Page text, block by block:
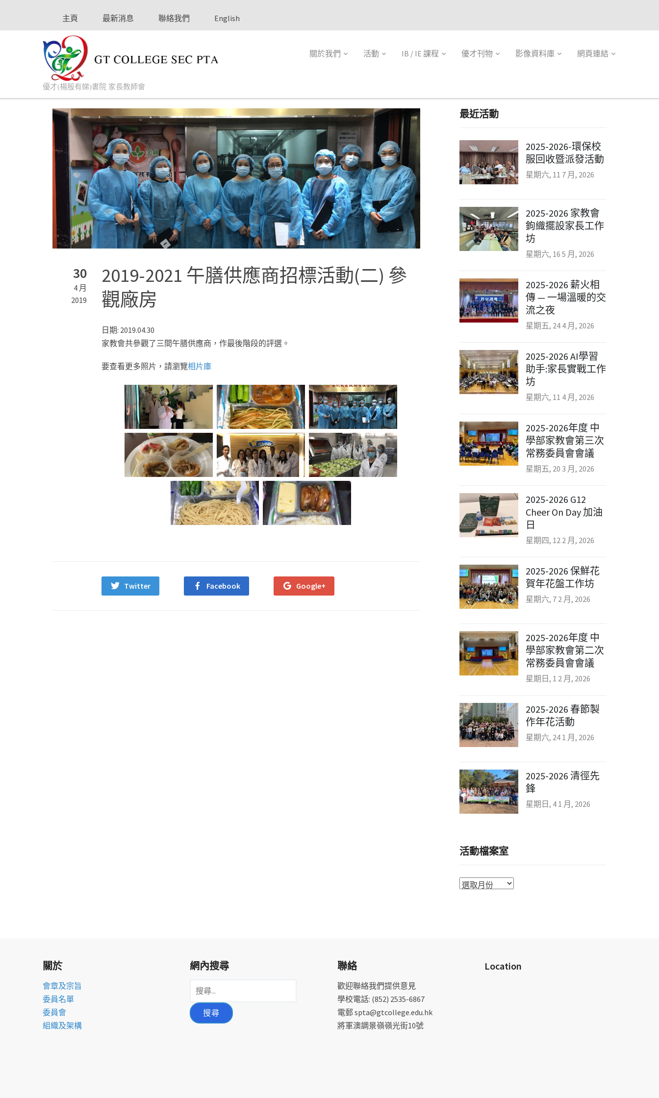
主頁 最新消息 聯絡我們 English
優才(楊殷有娣)書院 家長教師會
關於我們 活動 IB / IE 課程 優才刊物 影像資料庫 網頁連結
30
4 月
2019
2019-2021 午膳供應商招標活動(二) 參
觀廠房
日期: 2019.04.30
家教會共參觀了三間午膳供應商，作最後階段的評選。
要查看更多照片，請瀏覽相片庫
Twitter Facebook Google+
最近活動
2025-2026-環保校
服回收暨派發活動
星期六, 11 7 月, 2026
2025-2026 家教會
鉤織擺設家長工作
坊
星期六, 16 5 月, 2026
2025-2026 薪火相
傳 — 一場溫暖的交
流之夜
星期五, 24 4 月, 2026
2025-2026 AI學習
助手:家長實戰工作
坊
星期六, 11 4 月, 2026
2025-2026年度 中
學部家教會第三次
常務委員會會議
星期五, 20 3 月, 2026
2025-2026 G12
Cheer On Day 加油
日
星期四, 12 2 月, 2026
2025-2026 保鮮花
賀年花盤工作坊
星期六, 7 2 月, 2026
2025-2026年度 中
學部家教會第二次
常務委員會會議
星期日, 1 2 月, 2026
2025-2026 春節製
作年花活動
星期六, 24 1 月, 2026
2025-2026 清徑先
鋒
星期日, 4 1 月, 2026
活動檔案室
活
關於
會章及宗旨
委員名單
委員會
組織及架構
網內搜尋
搜
關
鍵
聯絡
歡迎聯絡我們提供意見
學校電話: (852) 2535-6867
電郵 spta@gtcollege.edu.hk
將軍澳調景嶺嶺光街10號
Location